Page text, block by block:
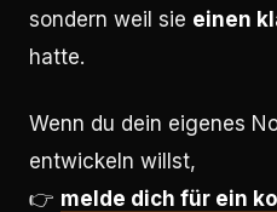
sondern weil sie einen
hatte.
Wenn du dein eigenes
entwickeln willst,
👉 melde dich für ein